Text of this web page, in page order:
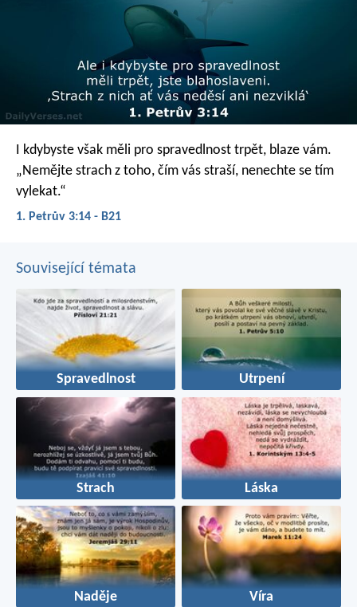
I kdybyste však měli pro spravedlnost trpět, blaze vám.
„Nemějte strach z toho, čím vás straší, nenechte se tím
vylekat.“
1. Petrův 3:14 - B21
Související témata
Spravedlnost Utrpení
Strach Láska
Naděje Víra